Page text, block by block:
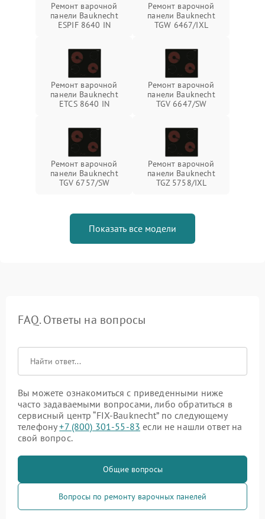
Ремонт варочной
панели Bauknecht
ESPIF 8640 IN
Ремонт варочной
панели Bauknecht
TGW 6467/IXL
Ремонт варочной
панели Bauknecht
ETCS 8640 IN
Ремонт варочной
панели Bauknecht
TGV 6647/SW
Ремонт варочной
панели Bauknecht
TGV 6757/SW
Ремонт варочной
панели Bauknecht
TGZ 5758/IXL
Показать все модели
FAQ. Ответы на вопросы
Вы можете ознакомиться с приведенными ниже
часто задаваемыми вопросами, либо обратиться в
сервисный центр “FIX-Bauknecht” по следующему
телефону+7 (800) 301-55-83 если не нашли ответ на
свой вопрос.
Общие вопросы
Вопросы по ремонту варочных панелей